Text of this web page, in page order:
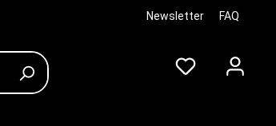
Newsletter FAQ